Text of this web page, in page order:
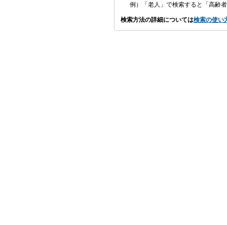
例）「老人」で検索すると「高齢
検索方法の詳細については検索の使い